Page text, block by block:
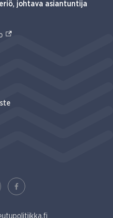
johtava asiantuntija
(Ulkoinen linkki)